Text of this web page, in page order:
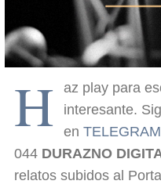
H
az play para
interesante.
en TELEGRAM
044 DURAZNO
relatos subidos al